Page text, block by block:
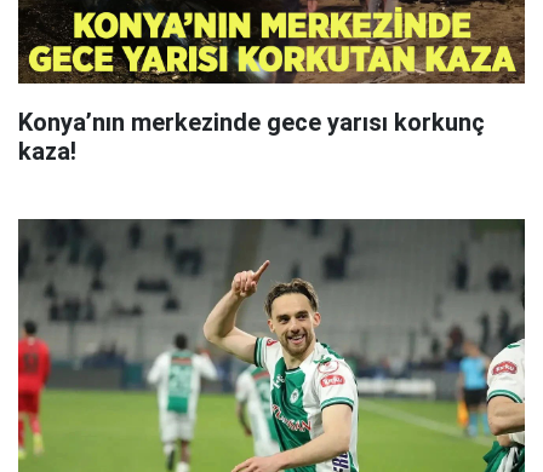
Konya’nın merkezinde gece yarısı korkunç
kaza!